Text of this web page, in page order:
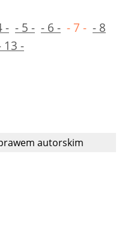
- - 5 - - 6 - - 7 - - 8
13 -
autorskim